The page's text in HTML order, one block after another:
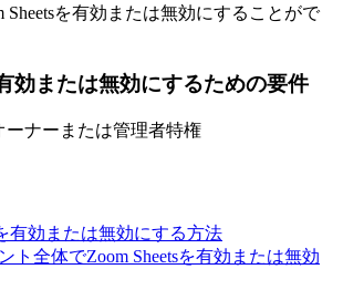
Sheetsを有効または無効にすることがで
効または無効にするための要件
ーナーまたは管理者特権
有効または無効にする方法
ト全体でZoom Sheetsを有効または無効